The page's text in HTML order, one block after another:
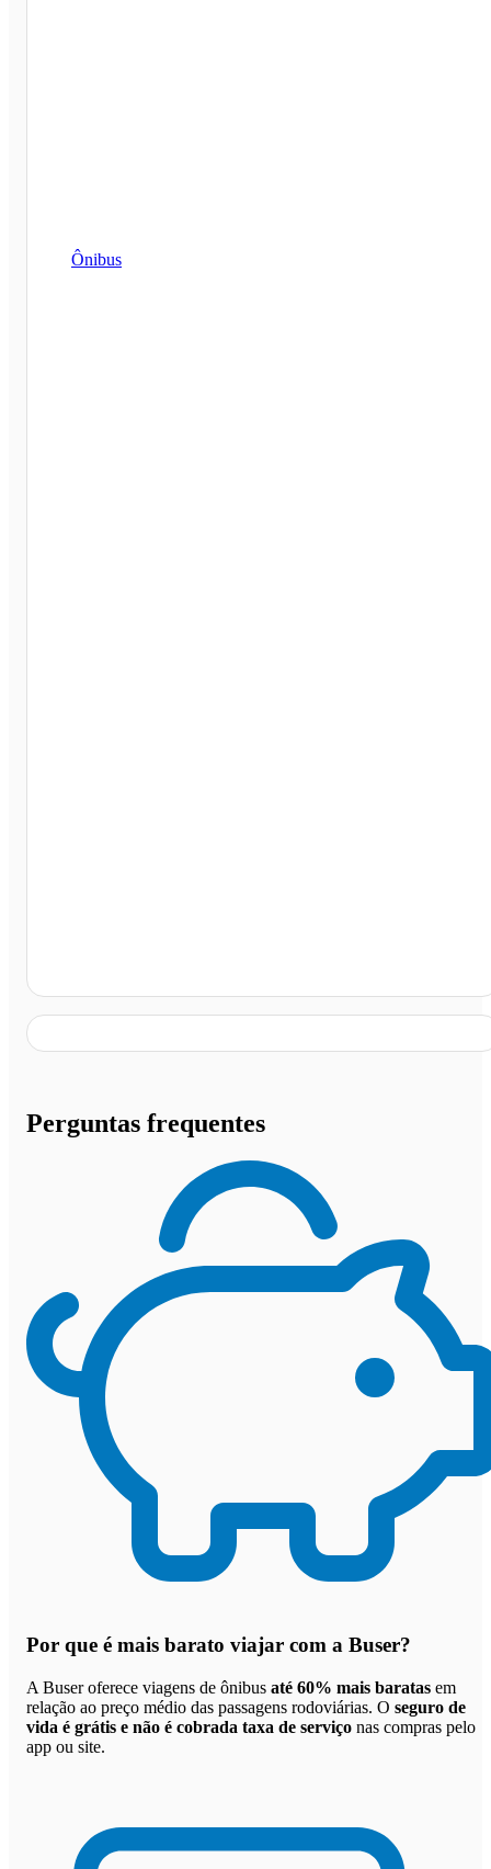
Ônibus
Perguntas frequentes
Por que é mais barato viajar com a Buser?
A Buser oferece viagens de ônibus até 60% mais baratas em
relação ao preço médio das passagens rodoviárias. O seguro de
vida é grátis e não é cobrada taxa de serviço nas compras pelo
app ou site.